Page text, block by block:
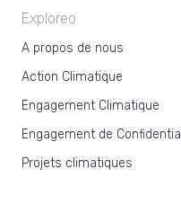
Exploreo
A propos de nous
Action Climatique
Engagement Climatique
Engagement de
Projets climatiques